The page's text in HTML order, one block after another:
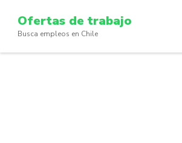
content
(Press
Ofertas de trabajo
Busca empleos en Chile